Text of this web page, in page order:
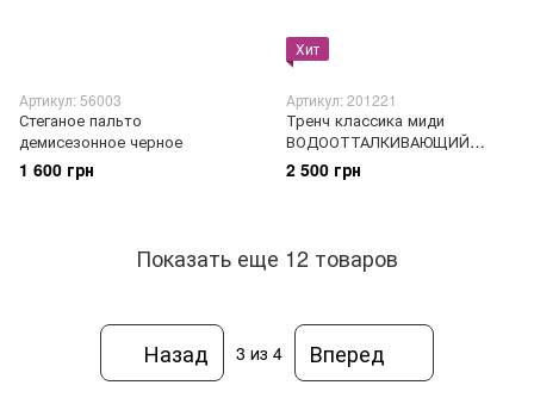
Артикул: 56003
Стеганое пальто
демисезонное черное
1 600 грн
Хит
Артикул: 201221
Тренч классика миди
ВОДООТТАЛКИВАЮЩИЙ
мокко
2 500 грн
Показать еще 12 товаров
Назад 3 из 4 Вперед